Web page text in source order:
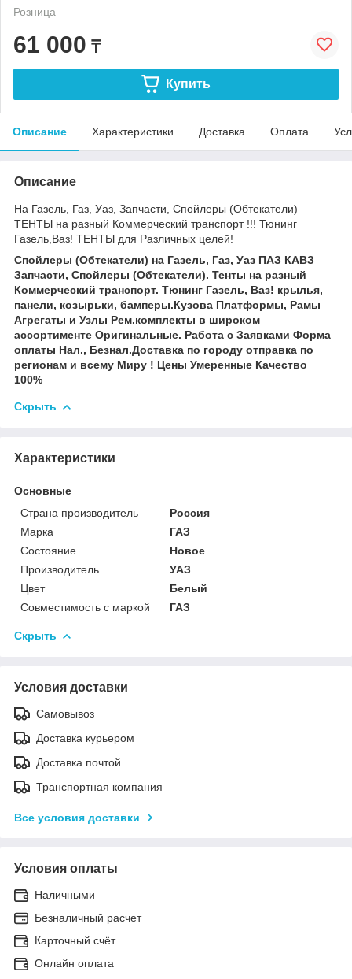
Розница
61 000 ₸
Купить
Описание Характеристики Доставка Оплата
Описание
На Газель, Газ, Уаз, Запчасти, Спойлеры (Обтекатели)
ТЕНТЫ на разный Коммерческий транспорт !!! Тюнинг
Газель,Ваз! ТЕНТЫ для Различных целей!
Спойлеры (Обтекатели) на Газель, Газ, Уаз ПАЗ КАВЗ
Запчасти, Спойлеры (Обтекатели). Тенты на разный
Коммерческий транспорт. Тюнинг Газель, Ваз! крылья,
панели, козырьки, бамперы.Кузова Платформы, Рамы
Агрегаты и Узлы Рем.комплекты в широком
ассортименте Оригинальные. Работа с Заявками Форма
оплаты Нал., Безнал.Доставка по городу отправка по
регионам и всему Миру ! Цены Умеренные Качество
100%
Скрыть
Характеристики
Основные
Страна производитель
Россия
Марка
ГАЗ
Состояние
Новое
Производитель
УАЗ
Цвет
Белый
Совместимость с маркой
ГАЗ
Скрыть
Условия доставки
Самовывоз
Доставка курьером
Доставка почтой
Транспортная компания
Все условия доставки
Условия оплаты
Наличными
Безналичный расчет
Карточный счёт
Онлайн оплата